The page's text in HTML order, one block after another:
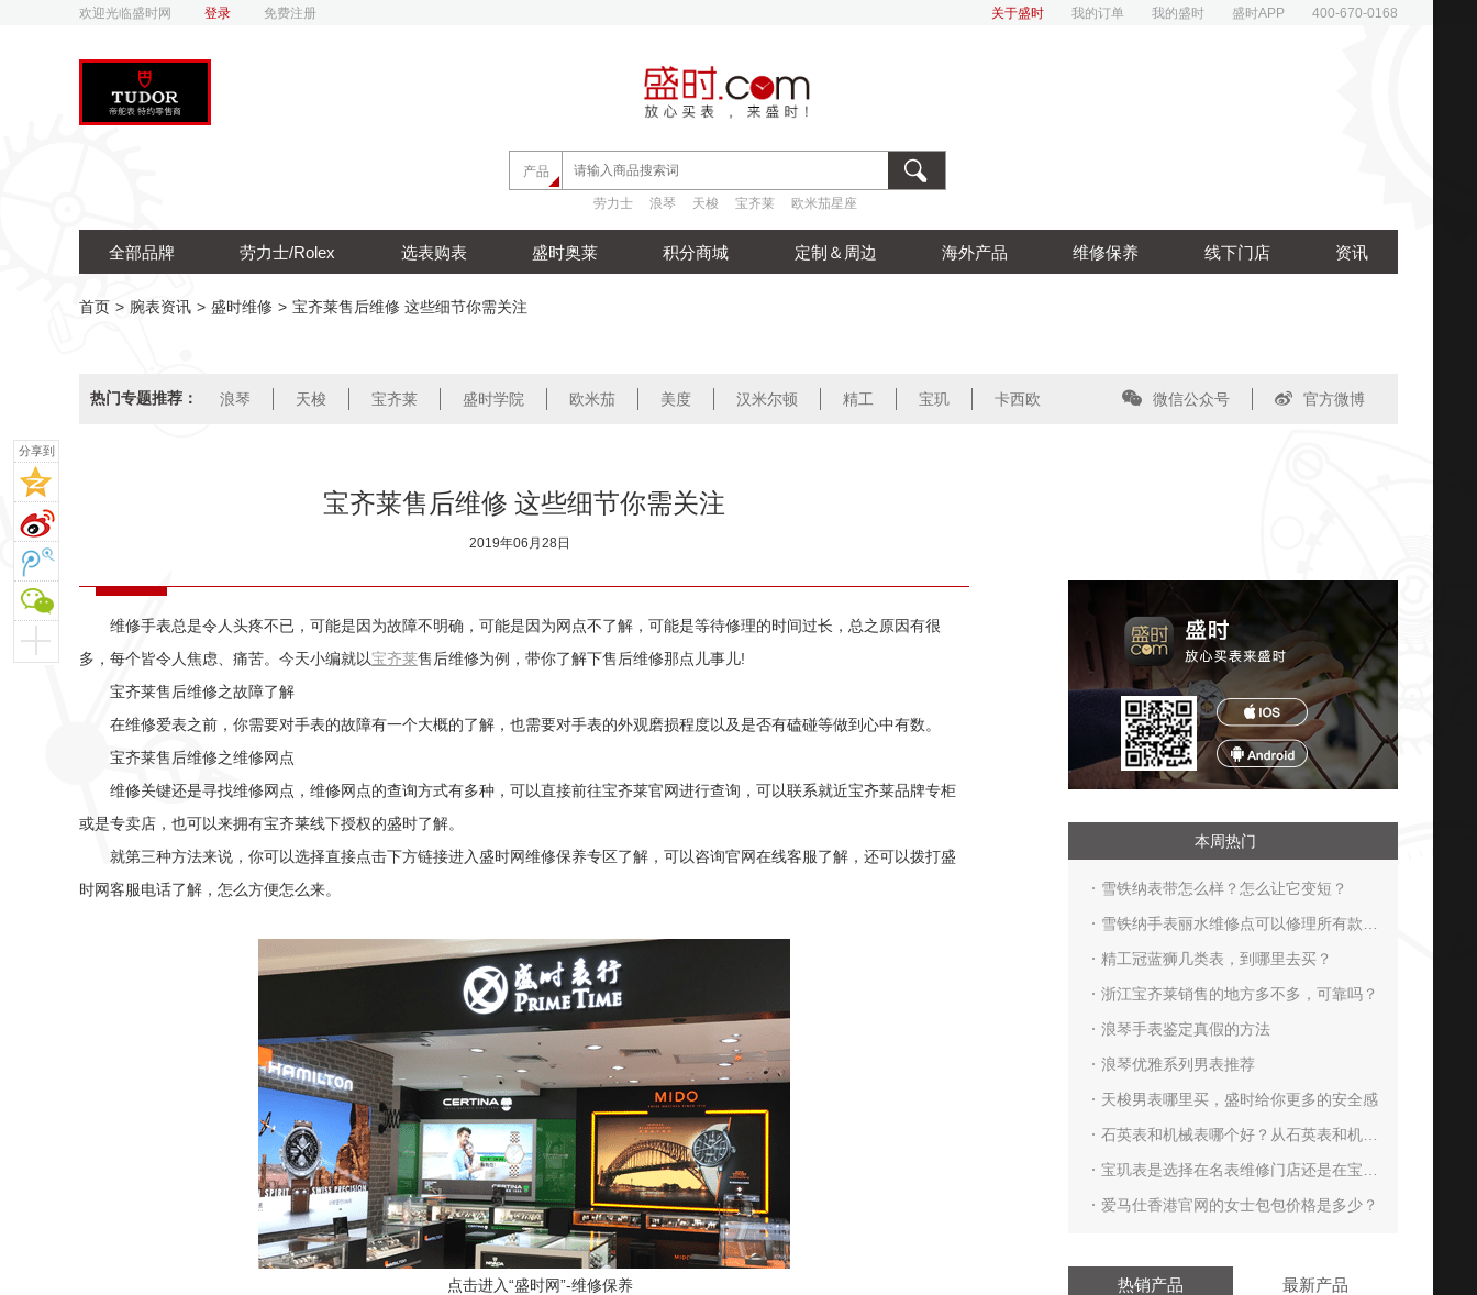
欢迎光临盛时网 登录 免费注册 关于盛时 我的订单 我的盛时 盛时APP 400-670-0168
产品
劳力士
浪琴
劳力士
浪琴 天梭 宝齐莱 欧米茄星座
全部品牌 劳力士/Rolex 选表购表 盛时奥莱 积分商城 定制＆周边 海外产品 维修保养 线下门店 资讯
分享到
首页 > 腕表资讯 > 盛时维修 > 宝齐莱售后维修 这些细节你需关注
热门专题推荐： 浪琴 天梭 宝齐莱 盛时学院 欧米茄 美度 汉米尔顿 精工 宝玑 卡西欧 微信公众号 官方微博
宝齐莱售后维修 这些细节你需关注
2019年06月28日
维修手表总是令人头疼不已，可能是因为故障不明确，可能是因为网点不了解，可能是等待修理的时间过长，总之原因有很
多，每个皆令人焦虑、痛苦。今天小编就以宝齐莱售后维修为例，带你了解下售后维修那点儿事儿!
宝齐莱售后维修之故障了解
在维修爱表之前，你需要对手表的故障有一个大概的了解，也需要对手表的外观磨损程度以及是否有磕碰等做到心中有数。
宝齐莱售后维修之维修网点
维修关键还是寻找维修网点，维修网点的查询方式有多种，可以直接前往宝齐莱官网进行查询，可以联系就近宝齐莱品牌专柜
或是专卖店，也可以来拥有宝齐莱线下授权的盛时了解。
就第三种方法来说，你可以选择直接点击下方链接进入盛时网维修保养专区了解，可以咨询官网在线客服了解，还可以拨打盛
时网客服电话了解，怎么方便怎么来。
点击进入“盛时网”-维修保养
本周热门
雪铁纳表带怎么样？怎么让它变短？
雪铁纳手表丽水维修点可以修理所有款的
手表吗？
精工冠蓝狮几类表，到哪里去买？
浙江宝齐莱销售的地方多不多，可靠吗？
浪琴手表鉴定真假的方法
浪琴优雅系列男表推荐
天梭男表哪里买，盛时给你更多的安全感
石英表和机械表哪个好？从石英表和机械
表的区别说起
宝玑表是选择在名表维修门店还是在宝玑
表专修门店进行维修保养呢？
爱马仕香港官网的女士包包价格是多少？
热销产品 最新产品